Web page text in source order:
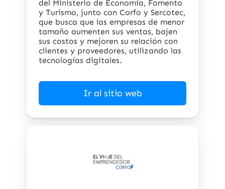
del Ministerio de Economía, Fomento
y Turismo, junto con Corfo y Sercotec,
que busca que las empresas de menor
tamaño aumenten sus ventas, bajen
sus costos y mejoren su relación con
clientes y proveedores, utilizando las
tecnologías digitales.
Ir al sitio web